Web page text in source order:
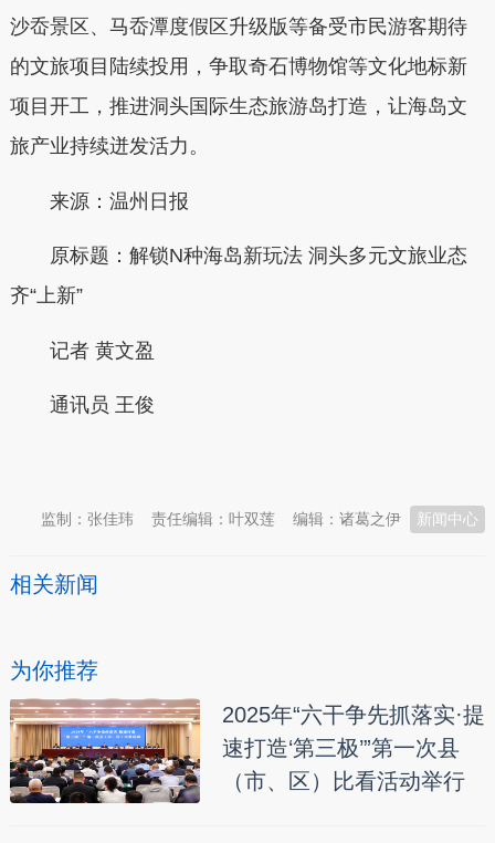
沙岙景区、马岙潭度假区升级版等备受市民游客期待
的文旅项目陆续投用，争取奇石博物馆等文化地标新
项目开工，推进洞头国际生态旅游岛打造，让海岛文
旅产业持续迸发活力。
来源：温州日报
原标题：解锁N种海岛新玩法 洞头多元文旅业态
齐“上新”
记者 黄文盈
通讯员 王俊
新闻中心
编辑：诸葛之伊
责任编辑：叶双莲
监制：张佳玮
相关新闻
为你推荐
2025年“六干争先抓落实·提
速打造‘第三极’”第一次县
（市、区）比看活动举行